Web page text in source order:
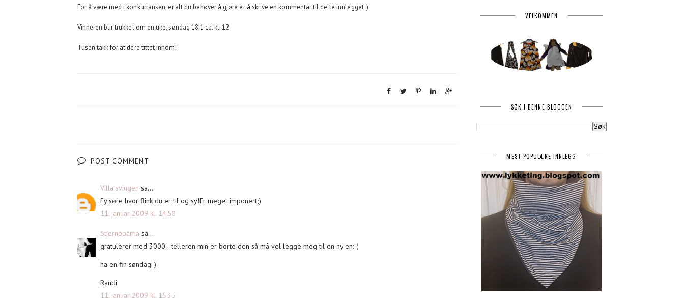
For å være med i konkurransen, er alt du behøver å gjøre er å skrive en kommentar til dette innlegget :)
Vinneren blir trukket om en uke, søndag 18.1 ca. kl. 12
Tusen takk for at dere tittet innom!
POST COMMENT
Villa svingen sa...
Fy søre hvor flink du er til og sy!Er meget imponert;)
11. januar 2009 kl. 14:58
Stjernebarna sa...
gratulerer med 3000...telleren min er borte den så må vel legge meg til en ny en:-(
ha en fin søndag:-)
Randi
11. januar 2009 kl. 15:35
VELKOMMEN
SØK I DENNE BLOGGEN
MEST POPULÆRE INNLEGG